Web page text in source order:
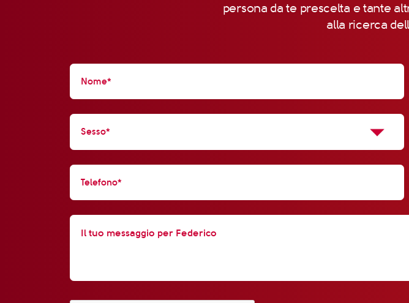
persona da te prescelta e tante
alla ricerca